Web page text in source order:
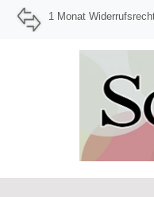
1 Monat